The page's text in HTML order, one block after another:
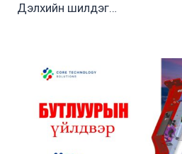
Дэлхийн шилдэг…